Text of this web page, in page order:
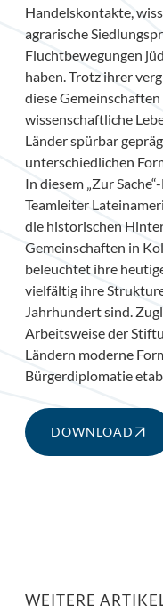
Handelskontakte,
agrarische
Fluchtbewegungen
haben. Trotz ihrer
diese
wissenschaftliche
Länder spürbar
unterschiedlichen
In diesem „Zur
Teamleiter
die historischen
Gemeinschaften in
beleuchtet ihre
vielfältig ihre
Jahrhundert sind.
Arbeitsweise der
Ländern moderne
Bürgerdiplomatie
DOWNLOAD
WEITERE